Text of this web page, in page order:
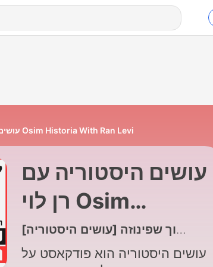
עושים היסטוריה עם רן לוי Osim Historia With Ran Levi
עושים היסטוריה עם
רן לוי Osim
Historia With Ran
Levi
עושים היסטוריה הוא פודקאסט על